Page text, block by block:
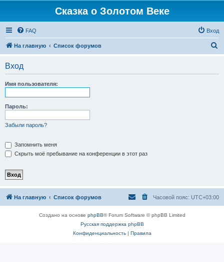
Сказка о Золотом Веке
FAQ Вход
На главную Список форумов
Вход
Имя пользователя:
Пароль:
Забыли пароль?
Запомнить меня
Скрыть моё пребывание на конференции в этот раз
На главную Список форумов Часовой пояс: UTC+03:00
Создано на основе phpBB® Forum Software © phpBB Limited
Русская поддержка phpBB
Конфиденциальность| Правила